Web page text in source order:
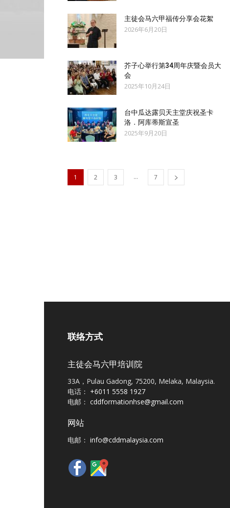
主徒会马六甲福传分享会花絮
2026年6月20日
芥子心举行第34周年庆暨会员大
会
2025年10月24日
台中瓜达露贝天主堂庆祝圣卡
洛．阿库蒂斯宣圣
2025年9月20日
1 2 3 ... 7
联络方式
主徒会马六甲培训院
33A，Pulau Gadong, 75200, Melaka, Malaysia.
电话： +6011 5558 1927
电邮： cddformationhse@gmail.com
网站
电邮： info@cddmalaysia.com